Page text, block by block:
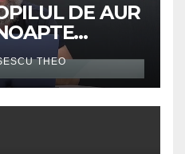
DE AUR
THEO